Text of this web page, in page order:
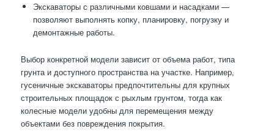
Экскаваторы с различными ковшами и насадками —
позволяют выполнять копку, планировку, погрузку и
демонтажные работы.
Выбор конкретной модели зависит от объема работ, типа
грунта и доступного пространства на участке. Например,
гусеничные экскаваторы предпочтительны для крупных
строительных площадок с рыхлым грунтом, тогда как
колесные модели удобны для перемещения между
объектами без повреждения покрытия.